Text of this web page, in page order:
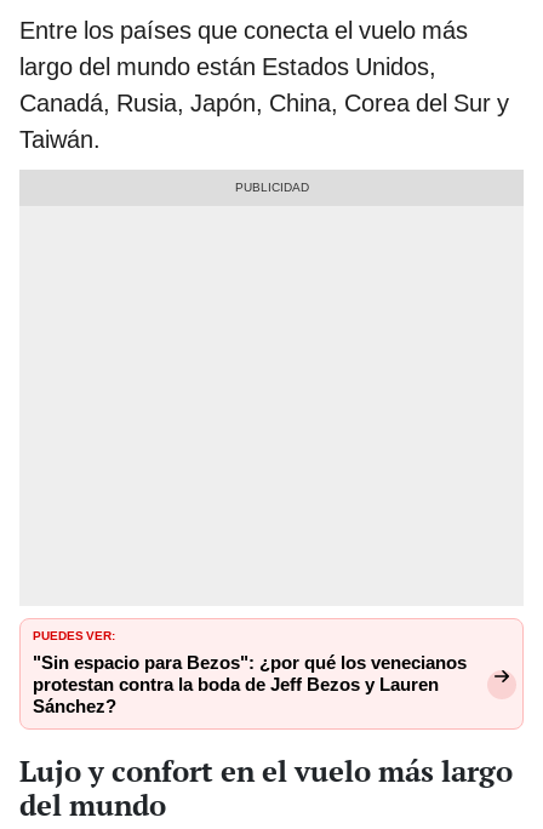
Entre los países que conecta el vuelo más
largo del mundo están Estados Unidos,
Canadá, Rusia, Japón, China, Corea del Sur y
Taiwán.
PUEDES VER:
"Sin espacio para Bezos": ¿por qué los venecianos
protestan contra la boda de Jeff Bezos y Lauren
Sánchez?
Lujo y confort en el vuelo más largo
del mundo